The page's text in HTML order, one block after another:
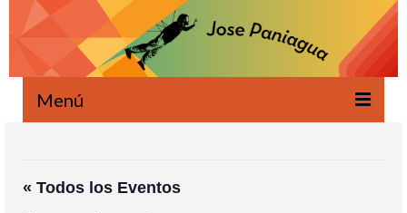
Menú
Novedades
« Todos los Eventos